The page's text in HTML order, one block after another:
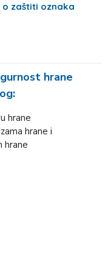
zaštiti oznaka
hrane
hrane
hrane i
hrane